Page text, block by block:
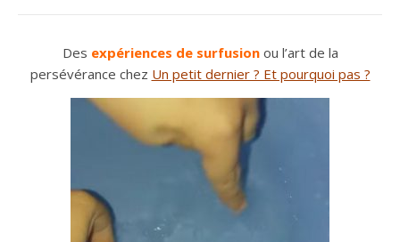
Des expériences de surfusionou l’art de la
persévérance chez Un petit dernier ? Et pourquoi pas ?